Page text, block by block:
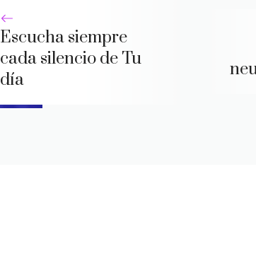
Escucha siempre
cada silencio de Tu
día